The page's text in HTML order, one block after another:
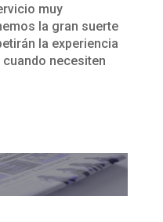
muy
la gran suerte
la experiencia
necesiten